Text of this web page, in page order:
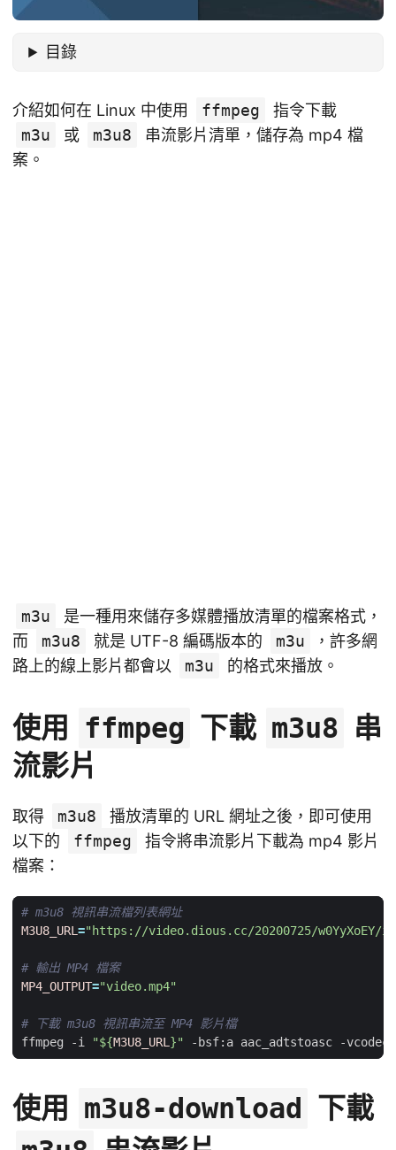
目錄
介紹如何在 Linux 中使用 ffmpeg
指令下載
m3u
或 m3u8
串流影片清單，儲存為 mp4 檔
案。
m3u
是一種用來儲存多媒體播放清單的檔案格式，
而
m3u8 就是 UTF-8 編碼版本的 m3u
，許多網
路上的線上影片都會以
m3u 的格式來播放。
使用 ffmpeg 下載 m3u8 串
流影片
取得 m3u8
播放清單的 URL 網址之後，即可使用
以下的
ffmpeg
指令將串流影片下載為 mp4 影片
檔案：
# m3u8 視訊串流檔列表網址
M3U8_URL="https://video.dious.cc/20200725/w0YyXoEY/
# 輸出 MP4 檔案
MP4_OUTPUT="video.mp4"
# 下載 m3u8 視訊串流至 MP4 影片檔
ffmpeg -i
"${M3U8_URL}" -bsf:a aac_adtstoasc -
使用 m3u8-download 下載